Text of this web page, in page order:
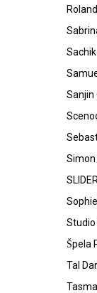
Sanjin
Studio
Špela
Tal